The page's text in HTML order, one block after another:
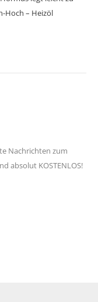
Hoch – Heizöl
Nachrichten zum
absolut KOSTENLOS!